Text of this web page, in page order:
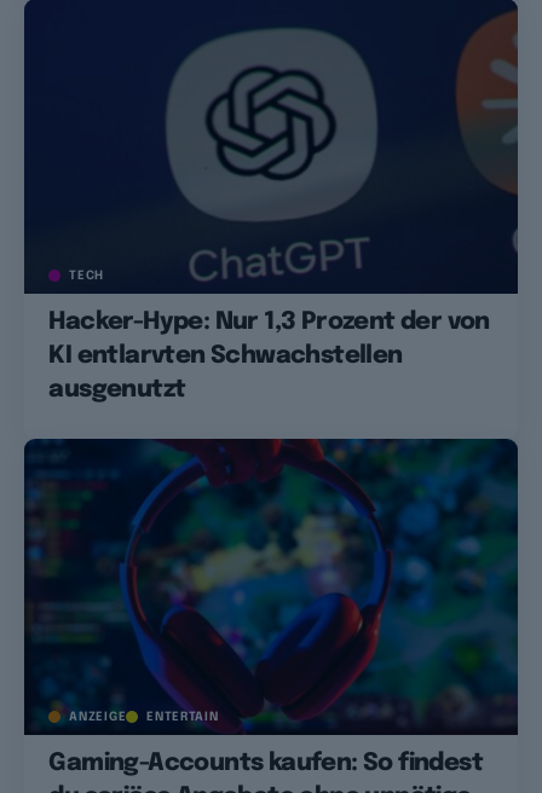
TECH
Hacker-Hype: Nur 1,3 Prozent der von
KI entlarvten Schwachstellen
ausgenutzt
ANZEIGE ENTERTAIN
Gaming-Accounts kaufen: So findest